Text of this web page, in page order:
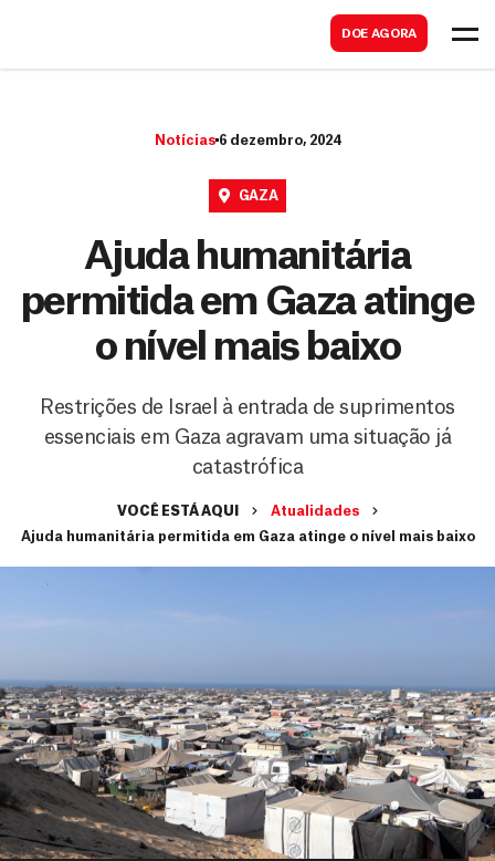
DOE AGORA
Notícias 6 dezembro, 2024
GAZA
Ajuda humanitária
permitida em Gaza atinge
o nível mais baixo
Restrições de Israel à entrada de suprimentos
essenciais em Gaza agravam uma situação já
catastrófica
VOCÊ ESTÁ AQUI
Atualidades
Ajuda humanitária permitida em Gaza atinge o nível mais baixo
a
r